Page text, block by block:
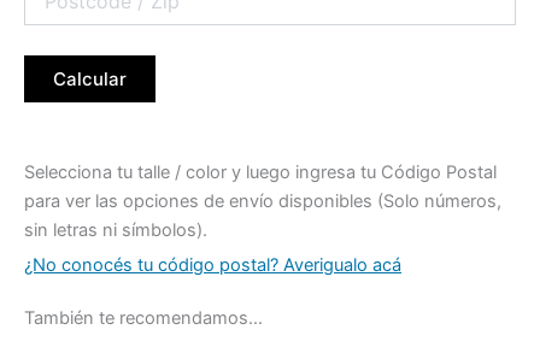
Calcular
Selecciona tu talle / color y luego ingresa tu Código Postal
para ver las opciones de envío disponibles (Solo números,
sin letras ni símbolos).
¿No conocés tu código postal? Averigualo acá
También te recomendamos…